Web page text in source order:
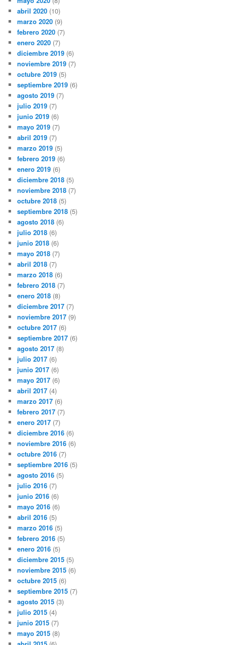
abril 2020 (10)
marzo 2020 (9)
febrero 2020 (7)
enero 2020 (7)
diciembre 2019 (6)
noviembre 2019 (7)
octubre 2019 (5)
septiembre 2019 (6)
agosto 2019 (7)
julio 2019 (7)
junio 2019 (6)
mayo 2019 (7)
abril 2019 (7)
marzo 2019 (5)
febrero 2019 (6)
enero 2019 (6)
diciembre 2018 (5)
noviembre 2018 (7)
octubre 2018 (5)
septiembre 2018 (5)
agosto 2018 (6)
julio 2018 (6)
junio 2018 (6)
mayo 2018 (7)
abril 2018 (7)
marzo 2018 (6)
febrero 2018 (7)
enero 2018 (8)
diciembre 2017 (7)
noviembre 2017 (9)
octubre 2017 (6)
septiembre 2017 (6)
agosto 2017 (8)
julio 2017 (6)
junio 2017 (6)
mayo 2017 (6)
abril 2017 (4)
marzo 2017 (6)
febrero 2017 (7)
enero 2017 (7)
diciembre 2016 (6)
noviembre 2016 (6)
octubre 2016 (7)
septiembre 2016 (5)
agosto 2016 (5)
julio 2016 (7)
junio 2016 (6)
mayo 2016 (6)
abril 2016 (5)
marzo 2016 (5)
febrero 2016 (5)
enero 2016 (5)
diciembre 2015 (5)
noviembre 2015 (6)
octubre 2015 (6)
septiembre 2015 (7)
agosto 2015 (3)
julio 2015 (4)
junio 2015 (7)
mayo 2015 (8)